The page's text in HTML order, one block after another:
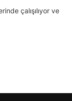
çalışılıyor ve